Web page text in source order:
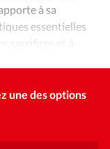
Culture
réveil
Monde
Trait d'Ixène
à sa
essentielles
sacrifices et à
une des options